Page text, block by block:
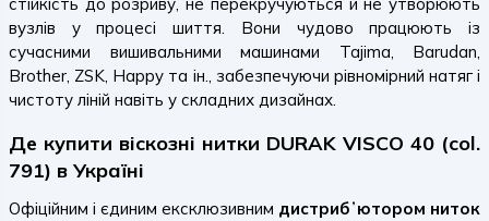
вузлів у процесі шиття. Вони чудово працюють із
сучасними вишивальними машинами Tajima, Barudan,
Brother, ZSK, Happy та ін., забезпечуючи рівномірний натяг і
чистоту ліній навіть у складних дизайнах.
Де купити віскозні нитки DURAK VISCO 40 (col.
791) в Україні
Офіційним і єдиним ексклюзивним дистрибʼютором ниток